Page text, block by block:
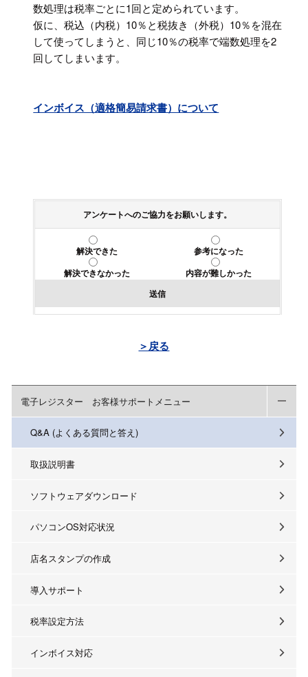
数処理は税率ごとに1回と定められています。
仮に、税込（内税）10％と税抜き（外税）10％を混在
して使ってしまうと、同じ10％の税率で端数処理を2
回してしまいます。
インボイス（適格簡易請求書）について
アンケートへのご協力をお願いします。
解決できた
参考になった
解決できなかった
内容が難しかった
送信
＞戻る
電子レジスター お客様サポートメニュー
Q&A (よくある質問と答え)
取扱説明書
ソフトウェアダウンロード
パソコンOS対応状況
店名スタンプの作成
導入サポート
税率設定方法
インボイス対応